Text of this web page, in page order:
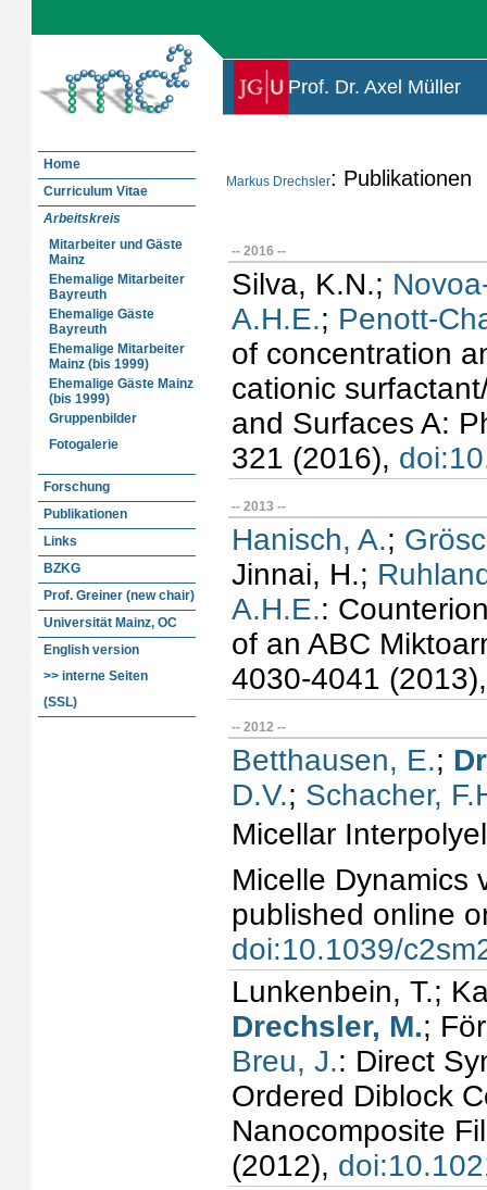
Prof. Dr. Axel Müller
Home
Curriculum Vitae
Arbeitskreis
Mitarbeiter und Gäste
Mainz
Ehemalige Mitarbeiter
Bayreuth
Ehemalige Gäste
Bayreuth
Ehemalige Mitarbeiter
Mainz (bis 1999)
Ehemalige Gäste Mainz
(bis 1999)
Gruppenbilder
Fotogalerie
Forschung
Publikationen
Links
BZKG
Prof. Greiner (new chair)
Universität Mainz, OC
English version
>> interne Seiten
(SSL)
Markus Drechsler: Publikationen
-- 2016 --
Silva, K.N.;
A.H.E.; Penott-
of concentration
cationic
and Surfaces A:
321 (2016),
-- 2013 --
Hanisch, A.;
Jinnai, H.;
A.H.E.:
of an ABC
4030-4041
-- 2012 --
Betthausen, E.;
D.V.; Schacher,
Micellar
Micelle Dynamics
published online
doi:10.1039/
Lunkenbein, T.;
Drechsler, M.;
Breu, J.: Direct
Ordered Diblock
Nanocomposite
(2012),